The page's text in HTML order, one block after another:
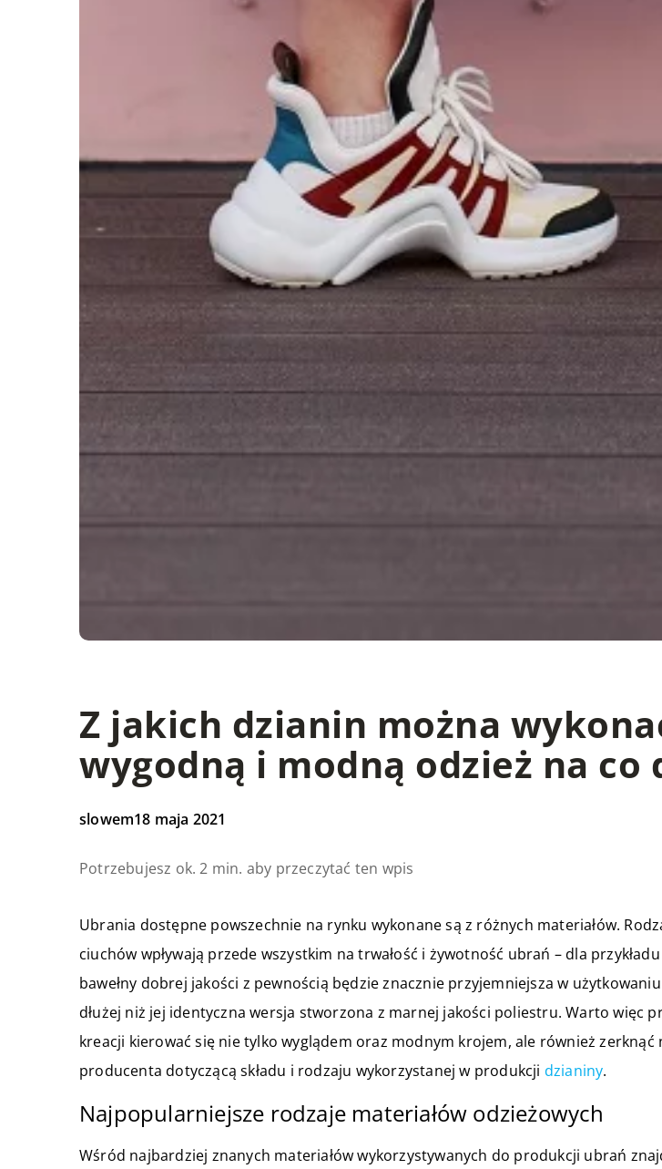
Z jakich dzianin można
wygodną i modną odzież na co
slowem18 maja 2021
Potrzebujesz ok. 2 min. aby przeczytać ten wpis
Ubrania dostępne powszechnie na rynku wykonane są z różnych materiałów.
ciuchów wpływają przede wszystkim na trwałość i żywotność ubrań – dla
bawełny dobrej jakości z pewnością będzie znacznie przyjemniejsza w
dłużej niż jej identyczna wersja stworzona z marnej jakości poliestru. Warto więc
kreacji kierować się nie tylko wyglądem oraz modnym krojem, ale również zerknąć
producenta dotyczącą składu i rodzaju wykorzystanej w produkcji dzianiny.
Najpopularniejsze rodzaje materiałów odzieżowych
Wśród najbardziej znanych materiałów wykorzystywanych do produkcji ubrań